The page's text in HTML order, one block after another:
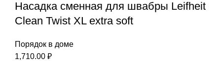
Насадка сменная для швабры Leifheit
Clean Twist XL extra soft
Порядок в доме
1,710.00 ₽